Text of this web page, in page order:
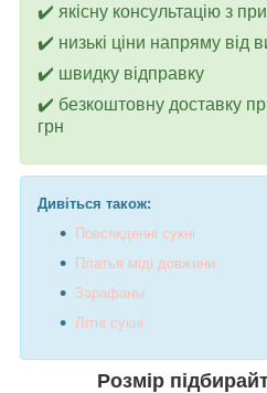
✔️ якісну консультацію з
✔️ низькі ціни напряму від
✔️ швидку відправку
✔️ безкоштовну доставку
грн
Дивіться також:
Повсякденні сукні
Платья міді довжини
Зарафаны
Літні сукні
Розмір